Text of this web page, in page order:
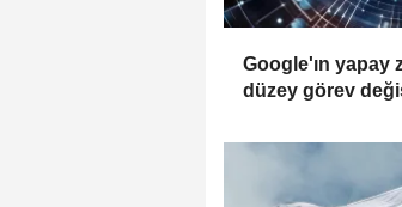
Google'ın yapay
düzey görev